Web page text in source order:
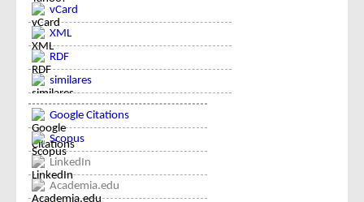
vCard
XML
RDF
similares
Google Citations
Scopus
LinkedIn
Academia.edu